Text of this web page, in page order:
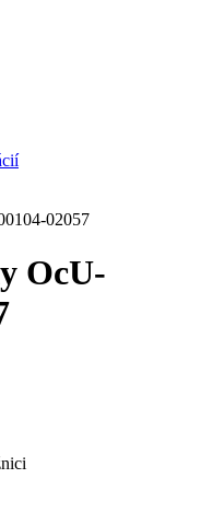
02057
OcU-